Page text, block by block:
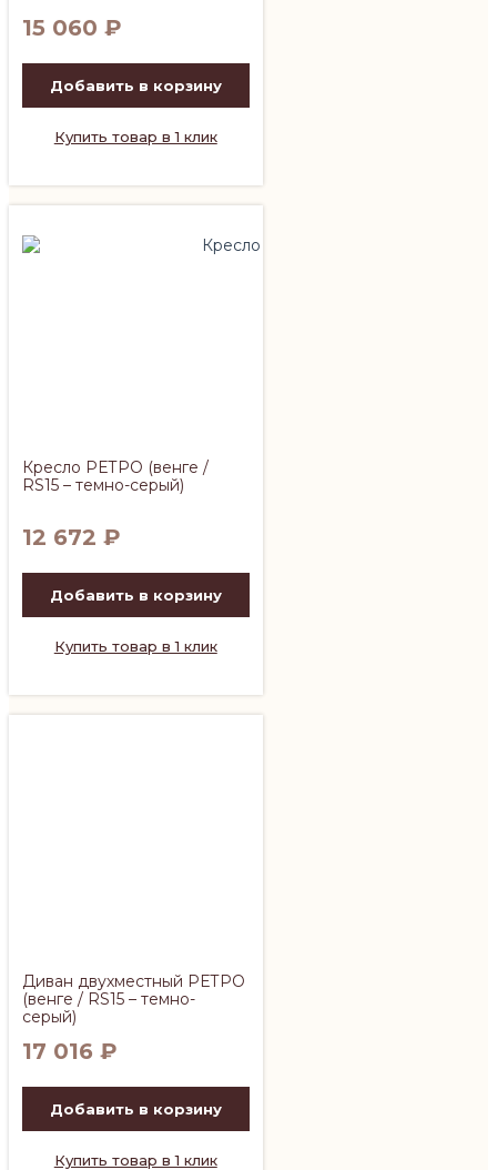
15 060 ₽
Добавить в корзину
Купить товар в 1 клик
Кресло РЕТРО (венге /
RS15 – темно-серый)
12 672 ₽
Добавить в корзину
Купить товар в 1 клик
Диван двухместный РЕТРО
(венге / RS15 – темно-
серый)
17 016 ₽
Добавить в корзину
Купить товар в 1 клик